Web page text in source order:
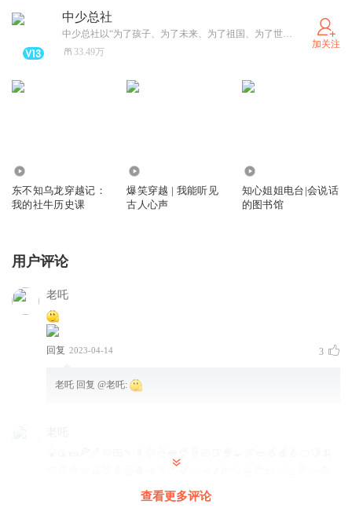
中少总社
中少总社以“为了孩子、为了未来、为了祖国、为了世界”为办社宗旨，以“少儿特色、中国特色、 时代特色”为编辑方针，向0至18岁少年儿童提供丰富的新闻信息和优质的精神食粮。
33.49万
加关注
东不知乌龙穿越记：
我的社牛历史课
爆笑穿越 | 我能听见
古人心声
知心姐姐电台|会说话
的图书馆
用户评论
老吒
回复 2023-04-14 3
老吒 回复 @老吒:
🍉🍇🍓🍈🍒🍑🍍🥝🥥🥑🥦🍅🍆🥒🥕🌶🌽🥔🍯🥐🧀🍗🥟🍭🍬🍮
查看更多评论